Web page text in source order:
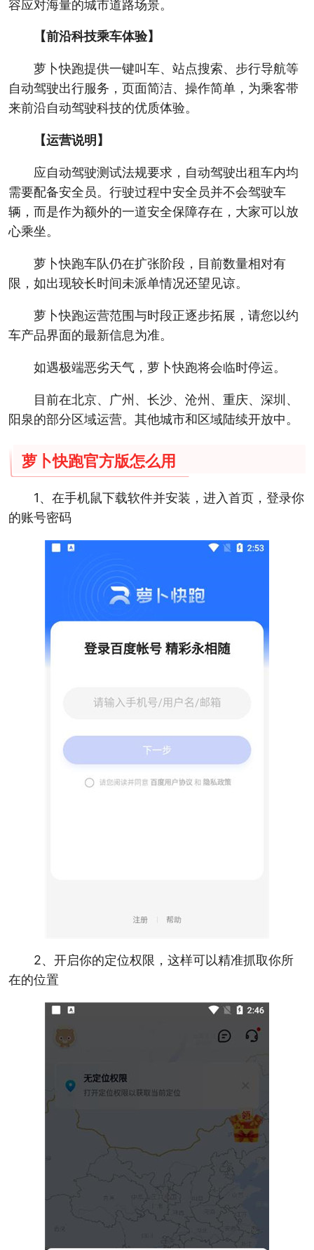
容应对海量的城市道路场景。
【前沿科技乘车体验】
萝卜快跑提供一键叫车、站点搜索、步行导航等
自动驾驶出行服务，页面简洁、操作简单，为乘客带
来前沿自动驾驶科技的优质体验。
【运营说明】
应自动驾驶测试法规要求，自动驾驶出租车内均
需要配备安全员。行驶过程中安全员并不会驾驶车
辆，而是作为额外的一道安全保障存在，大家可以放
心乘坐。
萝卜快跑车队仍在扩张阶段，目前数量相对有
限，如出现较长时间未派单情况还望见谅。
萝卜快跑运营范围与时段正逐步拓展，请您以约
车产品界面的最新信息为准。
如遇极端恶劣天气，萝卜快跑将会临时停运。
目前在北京、广州、长沙、沧州、重庆、深圳、
阳泉的部分区域运营。其他城市和区域陆续开放中。
萝卜快跑官方版怎么用
1、在手机鼠下载软件并安装，进入首页，登录你
的账号密码
2、开启你的定位权限，这样可以精准抓取你所
在的位置